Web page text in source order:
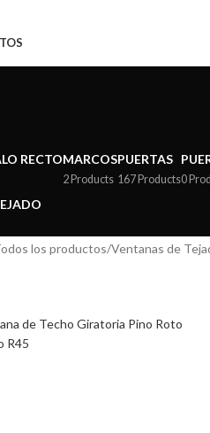
RECTOMARCOS
2 Products
PUERTAS
167 Products0
los productos/Ventanas de